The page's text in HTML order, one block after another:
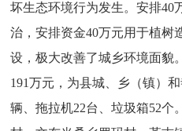
坏生态环境行为发生。安排40
治，安排资金40万元用于植树
设，极大改善了城乡环境面貌
191万元，为县城、乡（镇）
辆、拖拉机22台、垃圾箱52个